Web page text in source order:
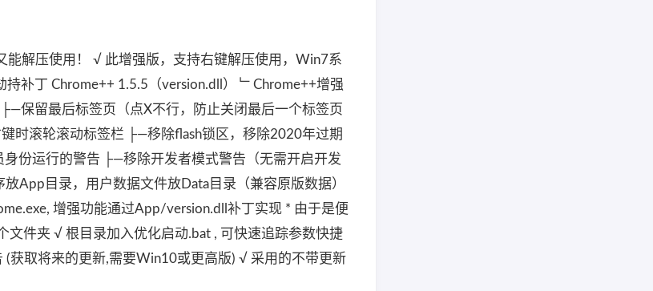
解压使用！ √ 此增强版，支持右键解压使用，Win7系
补丁 Chrome++ 1.5.5（version.dll） ﹂Chrome++增强
保留最后标签页（点X不行，防止关闭最后一个标签页
时滚轮滚动标签栏 ├—移除flash锁区，移除2020年过期
份运行的警告 ├—移除开发者模式警告（无需开启开发
App目录，用户数据文件放Data目录（兼容原版数据）
增强功能通过App/version.dll补丁实现 * 由于是便
件夹 √ 根目录加入优化启动.bat , 可快速追踪参数快捷
获取将来的更新,需要Win10或更高版) √ 采用的不带更新